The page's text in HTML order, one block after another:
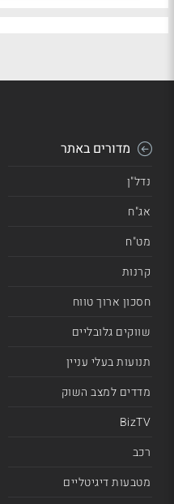
מדורים באתר
נדל"ן
אג"ח
מט"ח
קרנות
חסכון ארוך טווח
שווקים גלובליים
תנועות בעלי עניין
מדדים למצב השוק
BizTV
רכב
מטבעות דיגיטליים